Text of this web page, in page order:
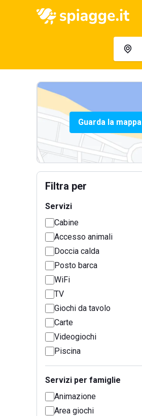
Guarda la mappa
Filtra per
Servizi
Cabine
Accesso animali
Doccia calda
Posto barca
WiFi
TV
Giochi da tavolo
Carte
Videogiochi
Piscina
Servizi per famiglie
Animazione
Area giochi